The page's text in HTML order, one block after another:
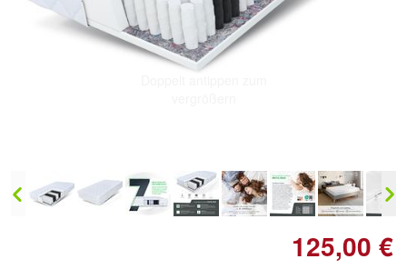
125,00 €